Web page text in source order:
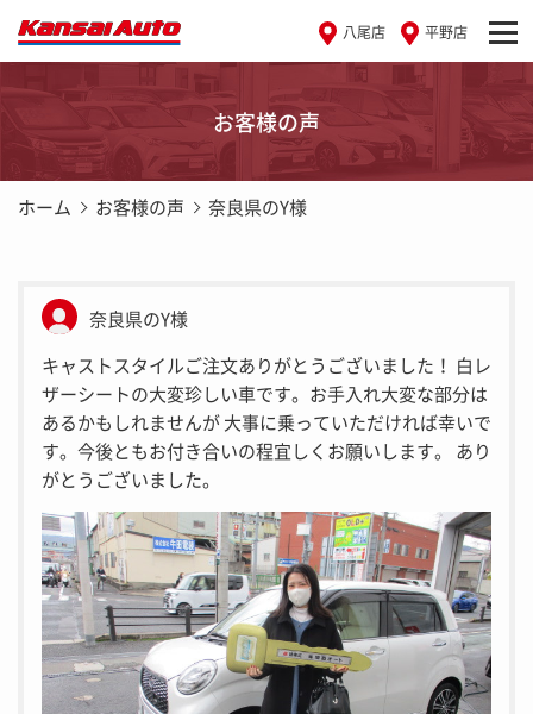
八尾店 平野店
お客様の声
ホーム お客様の声 奈良県のY様
奈良県のY様
キャストスタイルご注文ありがとうございました！ 白レ
ザーシートの大変珍しい車です。お手入れ大変な部分は
あるかもしれませんが 大事に乗っていただければ幸いで
す。今後ともお付き合いの程宜しくお願いします。 あり
がとうございました。